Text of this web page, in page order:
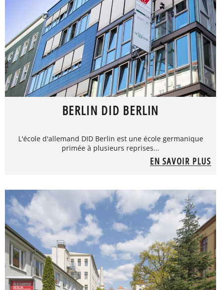
BERLIN DID BERLIN
L'école d'allemand DID Berlin est une école germanique
primée à plusieurs reprises...
EN SAVOIR PLUS